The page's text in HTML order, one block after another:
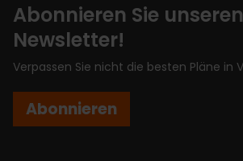
Abonnieren Sie unseren
Newsletter!
Verpassen Sie nicht die besten Pläne in
Abonnieren